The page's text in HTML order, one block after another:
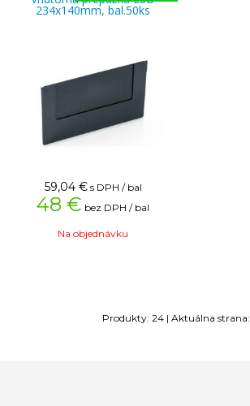
234x140mm, bal.50ks
59,04 € s DPH / bal
48 € bez DPH / bal
Na objednávku
Produkty: 24| Aktuálna strana: